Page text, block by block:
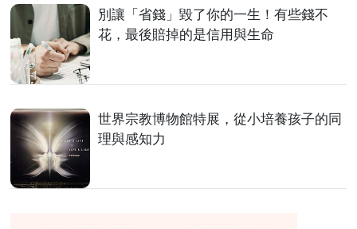
別讓「省錢」毀了你的一生！有些錢不
花，最後賠掉的是信用與生命
世界宗教博物館特展，從小培養孩子的同
理與感知力